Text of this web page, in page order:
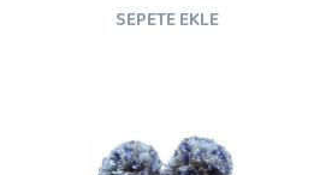
SEPETE EKLE